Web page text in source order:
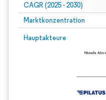
CAGR (2025 - 2030)
Marktkonzentration
Hauptakteure